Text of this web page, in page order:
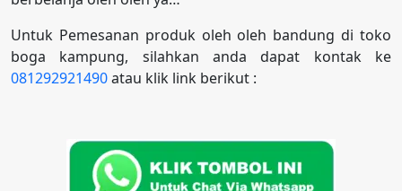
Untuk Pemesanan produk oleh oleh bandung di toko
boga kampung, silahkan anda dapat kontak ke
081292921490atau klik link berikut :